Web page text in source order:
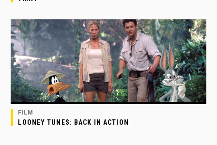
FILM
LOONEY TUNES: BACK IN ACTION